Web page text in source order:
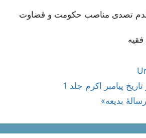
عدم تصدی مناصب حکومت و قضاوت
پیامبر اکرم جلد 1
بدیعه»